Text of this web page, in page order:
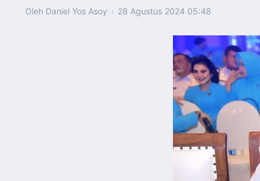
Oleh Daniel Yos Asoy 28 Agustus 2024 05:48